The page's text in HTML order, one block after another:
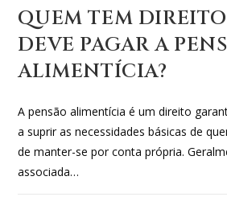
QUEM TEM
DEVE PAGAR A
ALIMENTÍCIA?
A pensão alimentícia é um direito
a suprir as necessidades básicas de
de manter-se por conta própria.
associada…